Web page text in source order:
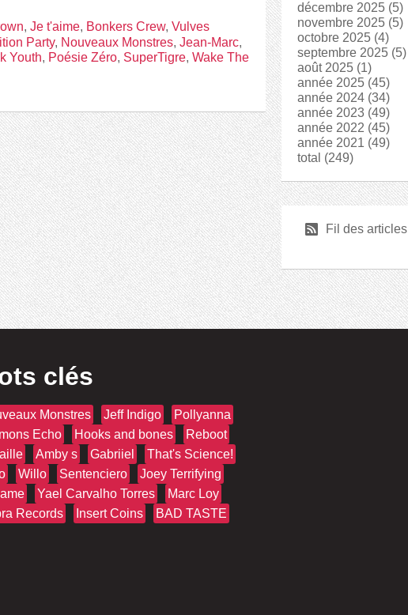
, Je t'aime, Bonkers Crew, Vulves
Party, Nouveaux Monstres, Jean-Marc,
Youth, Poésie Zéro, SuperTigre, Wake The
décembre 2025 (5)
novembre 2025 (5)
octobre 2025 (4)
septembre 2025 (5)
août 2025 (1)
année 2025 (45)
année 2024 (34)
année 2023 (49)
année 2022 (45)
année 2021 (49)
total (249)
r Fil des articles
clés
Monstres Jeff Indigo
Pollyanna
Echo
Hooks and bones
Reboot
Amby s Gabriiel
That's Science!
Willo Sentenciero
Joey Terrifying
Yael Carvalho Torres
Marc Loy
Records
Insert Coins BAD TASTE